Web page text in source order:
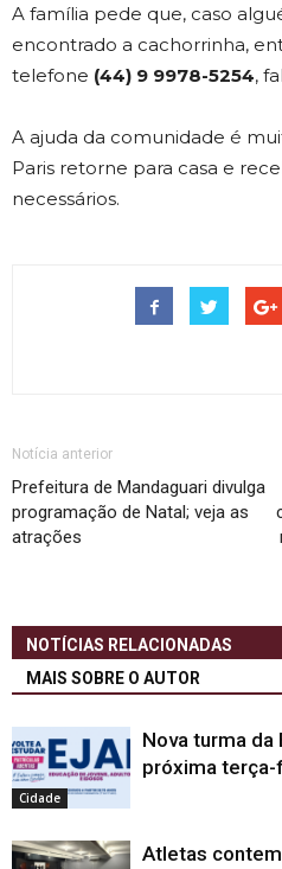
A família pede que, caso
encontrado a cachorrinha,
telefone (44) 9 9978-5254,
A ajuda da comunidade é
Paris retorne para casa e
necessários.
Notícia anterior
Prefeitura de Mandaguari divulga
programação de Natal; veja as
atrações
NOTÍCIAS RELACIONADAS
MAIS SOBRE O AUTOR
Cidade
Nova turma da
próxima terça-
Atletas